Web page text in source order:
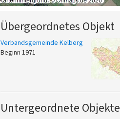
Übergeordnetes Objekt
Verbandsgemeinde Kelberg
Beginn 1971
Untergeordnete Objekte